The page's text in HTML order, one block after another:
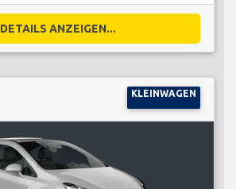
DETAILS ANZEIGEN...
KLEINWAGEN